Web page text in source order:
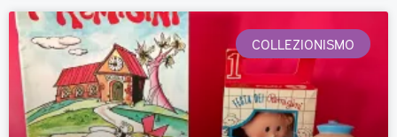
COLLEZIONISMO